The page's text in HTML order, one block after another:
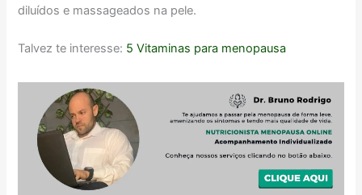
diluídos e massageados na pele.
Talvez te interesse: 5 Vitaminas para menopausa